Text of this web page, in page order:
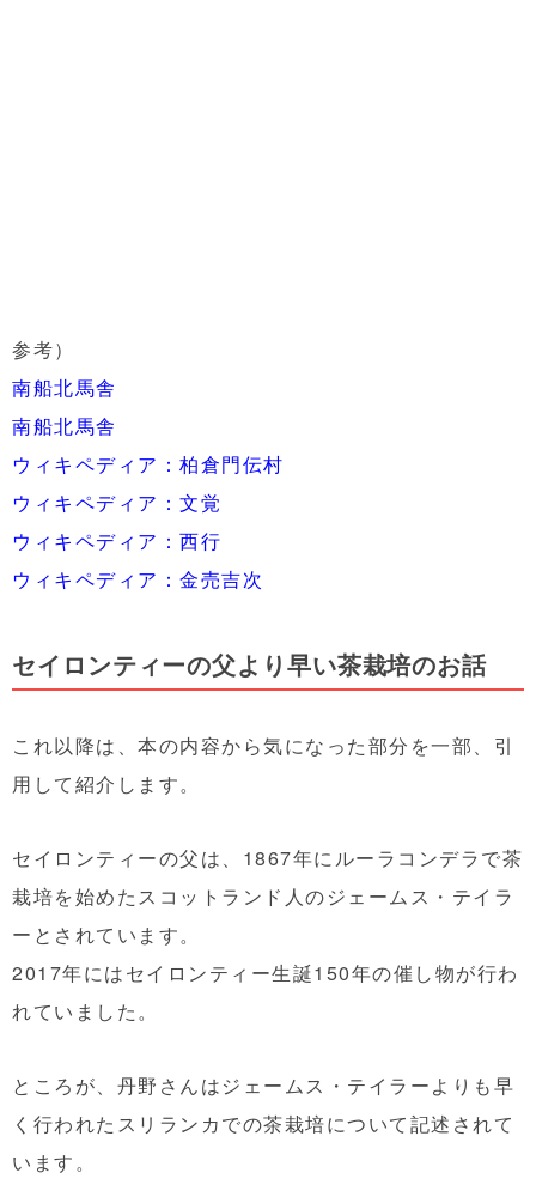
参考）
南船北馬舎
南船北馬舎
ウィキペディア：柏倉門伝村
ウィキペディア：文覚
ウィキペディア：西行
ウィキペディア：金売吉次
セイロンティーの父より早い茶栽培のお話
これ以降は、本の内容から気になった部分を一部、引
用して紹介します。
セイロンティーの父は、1867年にルーラコンデラで茶
栽培を始めたスコットランド人のジェームス・テイラ
ーとされています。
2017年にはセイロンティー生誕150年の催し物が行わ
れていました。
ところが、丹野さんはジェームス・テイラーよりも早
く行われたスリランカでの茶栽培について記述されて
います。